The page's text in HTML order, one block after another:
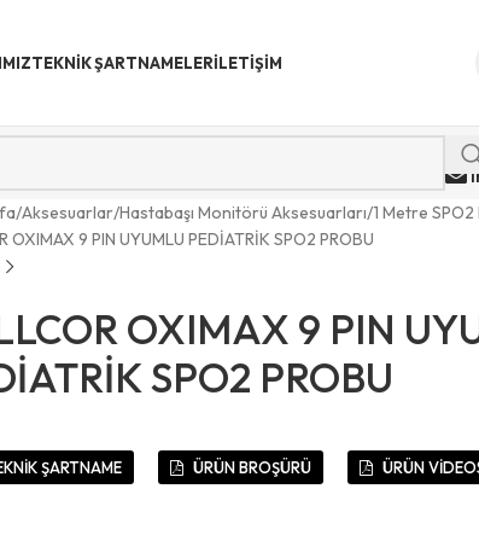
TEKNIK ŞARTNAMELERİLETIŞIM
0
Aksesuarlar Hastabaşı Monitörü Aksesuarları 1 Metre SPO2
OXIMAX 9 PIN UYUMLU PEDİATRİK SPO2 PROBU
OXIMAX 9 PIN
SPO2 PROBU
ŞARTNAME ÜRÜN BROŞÜRÜ ÜRÜN